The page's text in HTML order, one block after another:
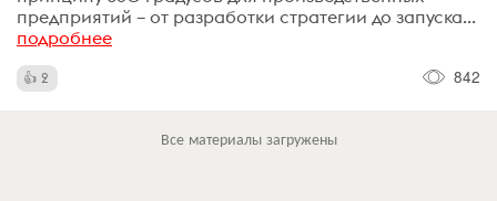
предприятий – от разработки стратегии до запуска...
подробнее
2 842
Все материалы загружены